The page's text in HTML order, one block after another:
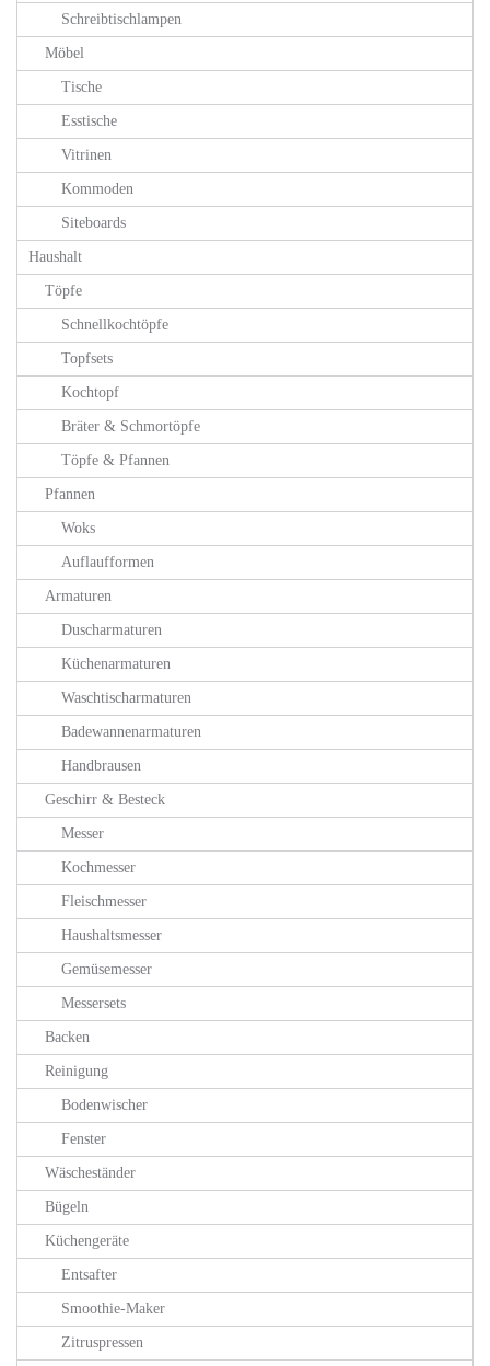
Schreibtischlampen
Möbel
Tische
Esstische
Vitrinen
Kommoden
Siteboards
Haushalt
Töpfe
Schnellkochtöpfe
Topfsets
Kochtopf
Bräter & Schmortöpfe
Töpfe & Pfannen
Pfannen
Woks
Auflaufformen
Armaturen
Duscharmaturen
Küchenarmaturen
Waschtischarmaturen
Badewannenarmaturen
Handbrausen
Geschirr & Besteck
Messer
Kochmesser
Fleischmesser
Haushaltsmesser
Gemüsemesser
Messersets
Backen
Reinigung
Bodenwischer
Fenster
Wäscheständer
Bügeln
Küchengeräte
Entsafter
Smoothie-Maker
Zitruspressen